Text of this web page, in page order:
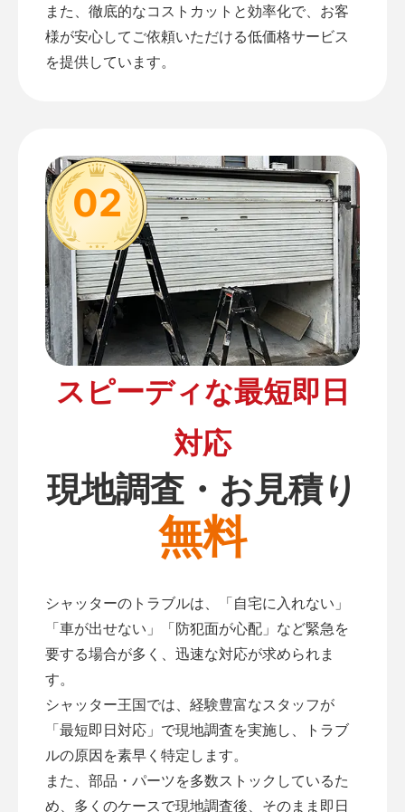
また、徹底的なコストカットと効率化で、お客
様が安心してご依頼いただける低価格サービス
を提供しています。
02
スピーディな最短即日
対応
現地調査・お見積り
無料
シャッターのトラブルは、「自宅に入れない」
「車が出せない」「防犯面が心配」など緊急を
要する場合が多く、迅速な対応が求められま
す。
シャッター王国では、経験豊富なスタッフが
「最短即日対応」で現地調査を実施し、トラブ
ルの原因を素早く特定します。
また、部品・パーツを多数ストックしているた
め、多くのケースで現地調査後、そのまま即日